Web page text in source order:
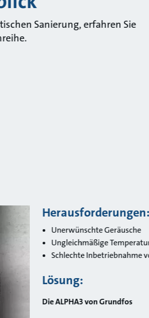
Sanierung, erfahren Sie
Herausforderungen:
Unerwünschte Geräusche
Ungleichmäßige
Schlechte Inbetriebnahme
Lösung:
Die ALPHA3 von Grundfos